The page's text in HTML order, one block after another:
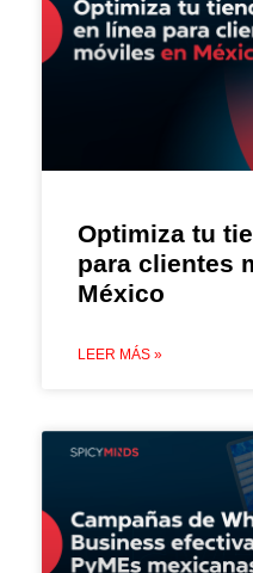
Optimiza tu
para clientes
México
LEER MÁS »